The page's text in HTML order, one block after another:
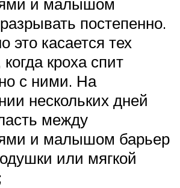
постепенно.
это касается тех
кроха спит
с ними. На
нескольких дней
между
и малышом барьер
или мягкой